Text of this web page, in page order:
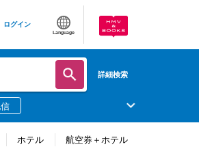
ログイン
Language
詳細検索
ホテル 航空券＋ホテル